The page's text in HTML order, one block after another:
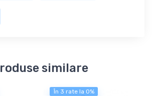
similare
În 3 rate la 0%